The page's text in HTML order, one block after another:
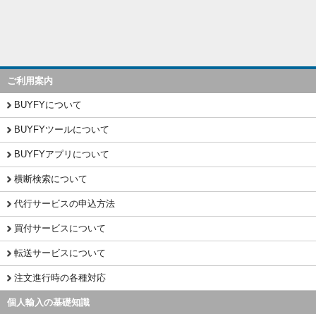
ご利用案内
BUYFYについて
BUYFYツールについて
BUYFYアプリについて
横断検索について
代行サービスの申込方法
買付サービスについて
転送サービスについて
注文進行時の各種対応
個人輸入の基礎知識